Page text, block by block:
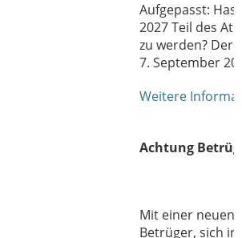
Aufgepasst:
2027 Teil des
zu werden? Der
7. September
Weitere
Achtung
Mit einer neuen
Betrüger, sich in